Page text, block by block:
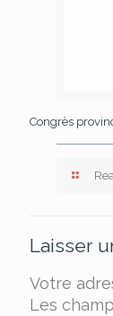
Congrès
Laisser
Votre
Les